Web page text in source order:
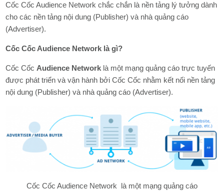
Cốc Cốc Audience Network chắc chắn là nền tảng lý tưởng dành
cho các nền tảng nội dung (Publisher) và nhà quảng cáo
(Advertiser).
Cốc Cốc Audience Network là gì?
Cốc Cốc Audience Network là một mạng quảng cáo trực tuyến
được phát triển và vận hành bởi Cốc Cốc nhằm kết nối nền tảng
nội dung (Publisher) và nhà quảng cáo (Advertiser).
Cốc Cốc Audience Network là một mạng quảng cáo